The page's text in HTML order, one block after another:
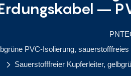
–
PVC-Isolierung,
Sauerstofffreier Kupferleiter,